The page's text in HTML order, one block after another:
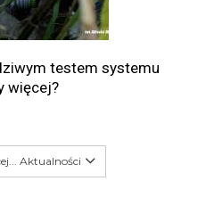
testem systemu
więcej?
Aktualności